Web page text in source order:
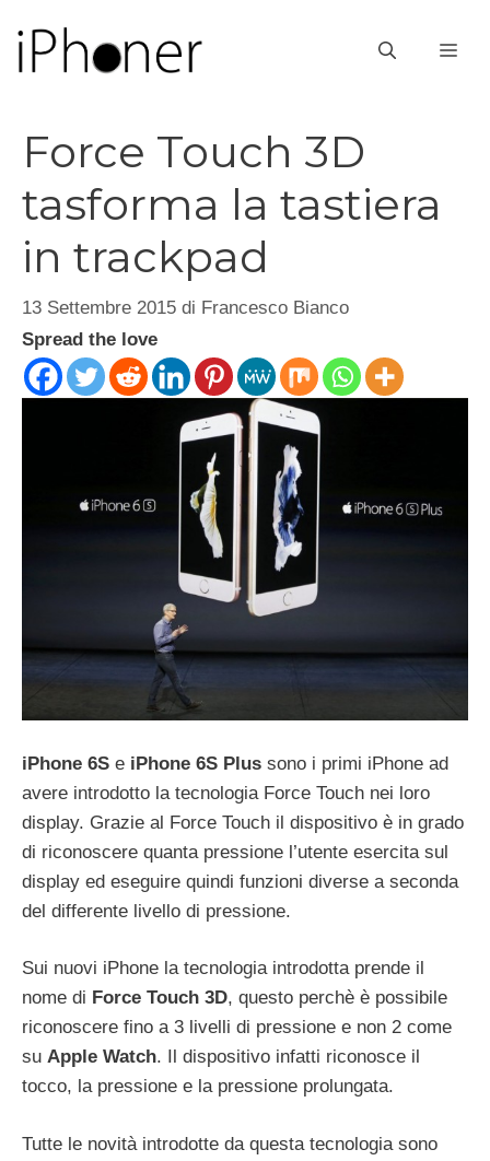
contenuto
Force Touch 3D
tasforma la tastiera
in trackpad
13 Settembre 2015 di Francesco Bianco
Spread the love
iPhone 6S e iPhone 6S Plus sono i primi iPhone ad
avere introdotto la tecnologia Force Touch nei loro
display. Grazie al Force Touch il dispositivo è in grado
di riconoscere quanta pressione l’utente esercita sul
display ed eseguire quindi funzioni diverse a seconda
del differente livello di pressione.
Sui nuovi iPhone la tecnologia introdotta prende il
nome di Force Touch 3D, questo perchè è possibile
riconoscere fino a 3 livelli di pressione e non 2 come
su Apple Watch. Il dispositivo infatti riconosce il
tocco, la pressione e la pressione prolungata.
Tutte le novità introdotte da questa tecnologia sono